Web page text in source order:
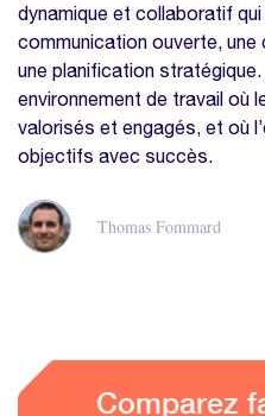
dynamique et collaboratif
communication ouverte, une
une planification
environnement de travail où
valorisés et engagés, et où
objectifs avec succès.
Thomas Fommard
Comparez